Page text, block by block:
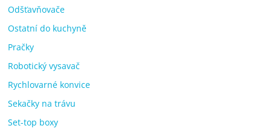
Odšťavňovače
Ostatní do kuchyně
Pračky
Robotický vysavač
Rychlovarné konvice
Sekačky na trávu
Set-top boxy